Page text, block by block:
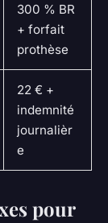
300 % BR
+ forfait
prothèse
22 € +
indemnité
journalièr
e
pour